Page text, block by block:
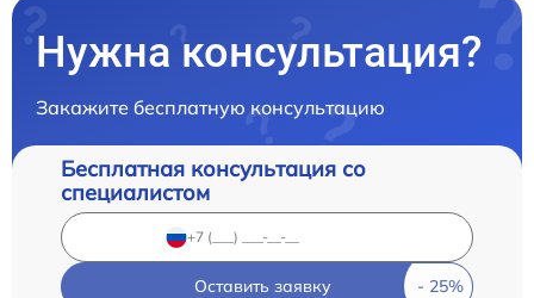
Нужна консультация?
Закажите бесплатную консультацию
Бесплатная консультация со
специалистом
Оставить заявку